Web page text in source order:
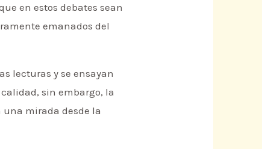
en estos debates sean
emanados del
lecturas y se ensayan
sin embargo, la
mirada desde la